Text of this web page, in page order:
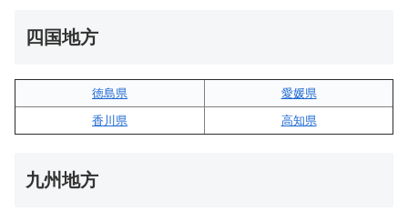
四国地方
徳島県
愛媛県
香川県
高知県
九州地方